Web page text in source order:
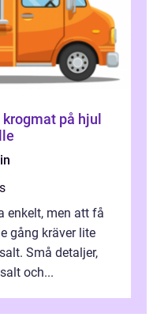
enkelt, men att få
gång kräver lite
Små detaljer,
och...